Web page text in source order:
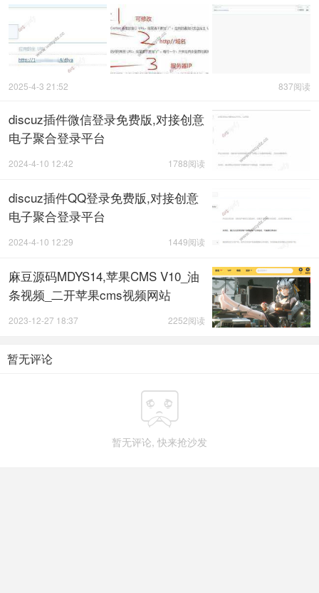
837阅读
2025-4-3 21:52
discuz插件微信登录免费版,对接创意
电子聚合登录平台
1788阅读
2024-4-10 12:42
discuz插件QQ登录免费版,对接创意
电子聚合登录平台
1449阅读
2024-4-10 12:29
麻豆源码MDYS14,苹果CMS V10_油
条视频_二开苹果cms视频网站
2252阅读
2023-12-27 18:37
暂无评论

暂无评论, 快来抢沙发